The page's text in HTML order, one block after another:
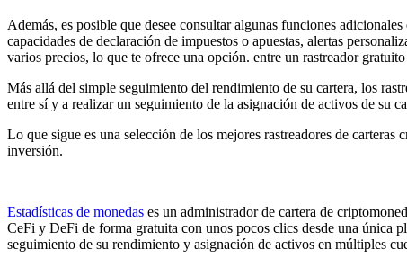
Además, es posible que desee consultar algunas funciones
capacidades de declaración de impuestos o apuestas, alertas
varios precios, lo que te ofrece una opción. entre un rastreador
Más allá del simple seguimiento del rendimiento de su cartera, los
entre sí y a realizar un seguimiento de la asignación de activos de su
Lo que sigue es una selección de los mejores rastreadores de
inversión.
Estadísticas de monedas es un administrador de cartera de
CeFi y DeFi de forma gratuita con unos pocos clics desde una única
seguimiento de su rendimiento y asignación de activos en múltiples